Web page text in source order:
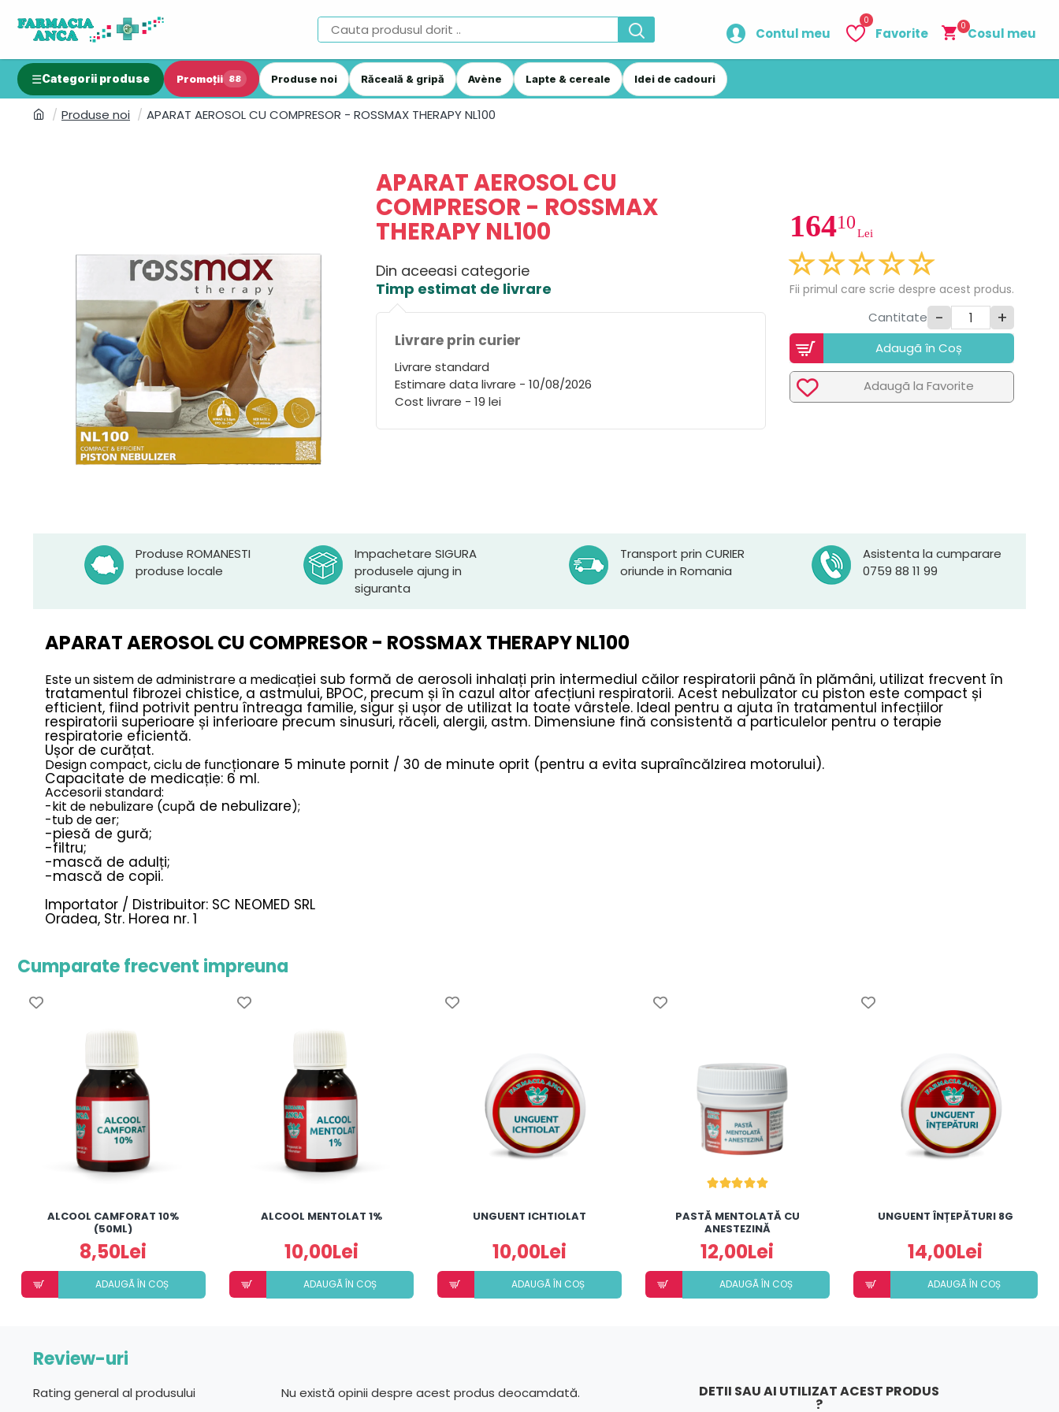
Contul meu Favorite
0
Cosul meu
0
Categorii produse Promoții 88 Produse noi Răceală & gripă Avène Lapte & cereale Idei de cadouri
Produse noi APARAT AEROSOL CU COMPRESOR - ROSSMAX THERAPY NL100
APARAT AEROSOL CU
COMPRESOR - ROSSMAX
THERAPY NL100
Din aceeasi categorie
Timp estimat de livrare
Livrare prin curier
Livrare standard
Estimare data livrare - 10/08/2026
Cost livrare - 19 lei
16410
Lei
Fii primul care scrie despre acest produs.
Cantitate - +
Adaugã în Coș
Adaugã la Favorite
Produse ROMANESTI
produse locale
Impachetare SIGURA
produsele ajung in
siguranta
Transport prin CURIER
oriunde in Romania
Asistenta la cumparare
0759 88 11 99
APARAT AEROSOL CU COMPRESOR - ROSSMAX THERAPY NL100
Este un sistem de administrare a medicației sub formă de aerosoli inhalați prin intermediul căilor respiratorii până în plămâni, utilizat frecvent în
tratamentul fibrozei chistice, a astmului, BPOC, precum și în cazul altor afecțiuni respiratorii. Acest nebulizator cu piston este compact și
efticient, fiind potrivit pentru întreaga familie, sigur și ușor de utilizat la toate vârstele. Ideal pentru a ajuta în tratamentul infecțiilor
respiratorii superioare și inferioare precum sinusuri, răceli, alergii, astm. Dimensiune fină consistentă a particulelor pentru o terapie
respiratorie eficientă.
Ușor de curățat.
Design compact, ciclu de funcționare 5 minute pornit / 30 de minute oprit (pentru a evita supraîncălzirea motorului).
Capacitate de medicație: 6 ml.
Accesorii standard:
-kit de nebulizare (cupă de nebulizare);
-tub de aer;
-piesă de gură;
-filtru;
-mască de adulți;
-mască de copii.
Importator / Distribuitor: SC NEOMED SRL
Oradea, Str. Horea nr. 1
Cumparate frecvent impreuna
ALCOOL CAMFORAT 10%
(50ML)
8,50Lei
ADAUGÃ ÎN COȘ
ALCOOL MENTOLAT 1%
10,00Lei
ADAUGÃ ÎN COȘ
UNGUENT ICHTIOLAT
10,00Lei
ADAUGÃ ÎN COȘ
PASTĂ MENTOLATĂ CU
ANESTEZINĂ
12,00Lei
ADAUGÃ ÎN COȘ
UNGUENT ÎNȚEPĂTURI 8G
14,00Lei
ADAUGÃ ÎN COȘ
Review-uri
Rating general al produsului Nu există opinii despre acest produs deocamdată. DETII SAU AI UTILIZAT ACEST PRODUS
?